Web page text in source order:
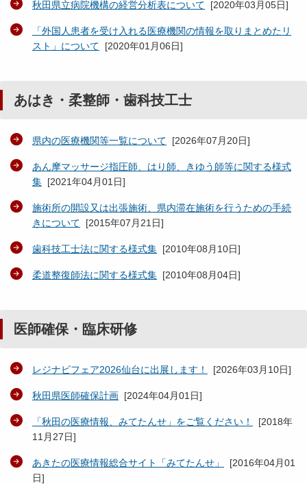
秋田県立病院機構の経営分析表について [2020年03月05日]
「外国人患者を受け入れる医療機関の情報を取りまとめたリ
スト」について [2020年01月06日]
あはき・柔整師・歯科技工士
県内の医療機関等一覧について [2026年07月20日]
あん摩マッサージ指圧師、はり師、きゆう師等に関する様式
集 [2021年04月01日]
施術所の開設又は出張施術、県内滞在施術を行うための手続
きについて [2015年07月21日]
歯科技工士法に関する様式集 [2010年08月10日]
柔道整復師法に関する様式集 [2010年08月04日]
医師確保・臨床研修
レジナビフェア2026仙台に出展します！ [2026年03月10日]
秋田県医師確保計画 [2024年04月01日]
「秋田の医療情報、みてたんせ」をご覧ください！ [2018年
11月27日]
あきたの医療情報総合サイト「みてたんせ」 [2016年04月01
日]